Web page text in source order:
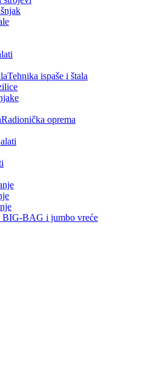
Tehnika ispaše i štala
Radionička oprema
BIG-BAG i jumbo vreće